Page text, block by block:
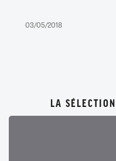
03/05/2018
LA